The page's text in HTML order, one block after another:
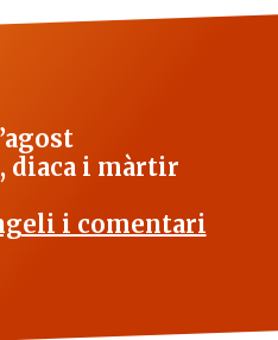
diaca i màrtir
i comentari